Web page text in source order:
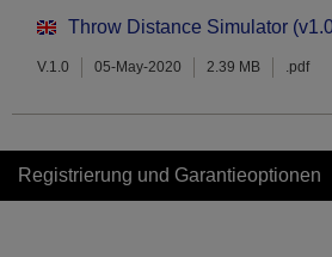
Throw Distance Simulator
V.1.0 05-May-2020 2.39 MB .pdf
Registrierung und Garantieoptionen